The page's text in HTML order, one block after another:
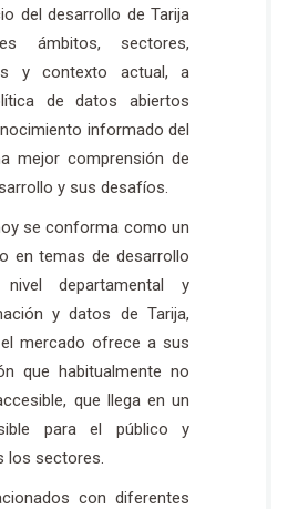
del desarrollo de Tarija
ámbitos, sectores,
y contexto actual, a
de datos abiertos
informado del
mejor comprensión de
y sus desafíos.
se conforma como un
en temas de desarrollo
departamental y
y datos de Tarija,
mercado ofrece a sus
que habitualmente no
que llega en un
para el público y
los sectores.
con diferentes